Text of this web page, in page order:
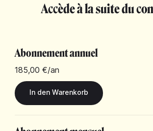
Accède à la suite du
Abonnement annuel
185,00 €/an